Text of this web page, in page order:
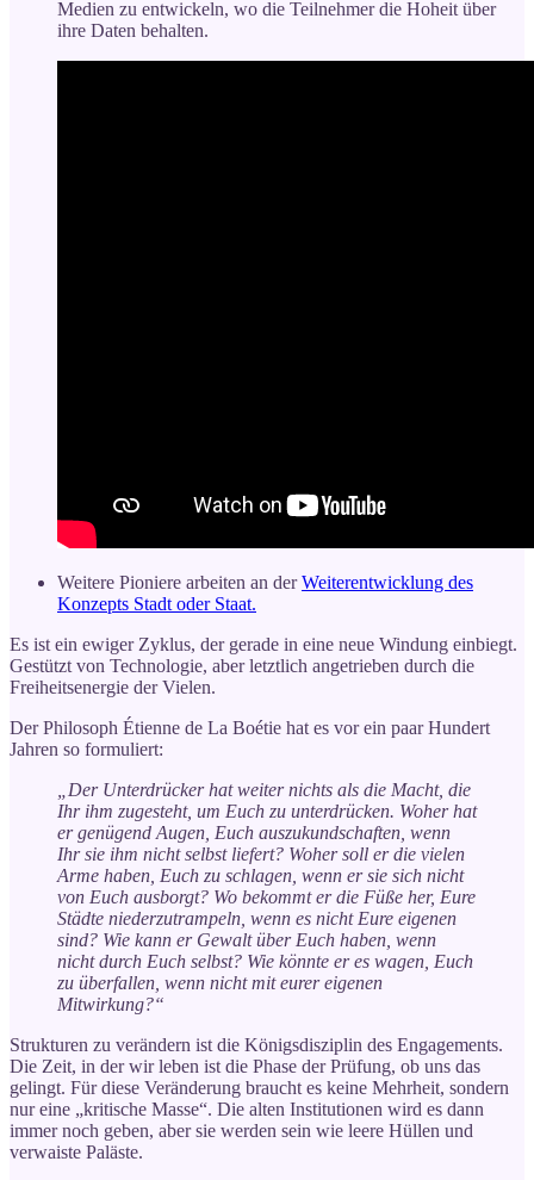
Medien zu entwickeln, wo die Teilnehmer die Hoheit über
ihre Daten behalten.
Weitere Pioniere arbeiten an derWeiterentwicklung des
Konzepts Stadt oder Staat.
Es ist ein ewiger Zyklus, der gerade in eine neue Windung einbiegt.
Gestützt von Technologie, aber letztlich angetrieben durch die
Freiheitsenergie der Vielen.
Der Philosoph Étienne de La Boétie hat es vor ein paar Hundert
Jahren so formuliert:
„Der Unterdrücker hat weiter nichts als die Macht, die
Ihr ihm zugesteht, um Euch zu unterdrücken. Woher hat
er genügend Augen, Euch auszukundschaften, wenn
Ihr sie ihm nicht selbst liefert? Woher soll er die vielen
Arme haben, Euch zu schlagen, wenn er sie sich nicht
von Euch ausborgt? Wo bekommt er die Füße her, Eure
Städte niederzutrampeln, wenn es nicht Eure eigenen
sind? Wie kann er Gewalt über Euch haben, wenn
nicht durch Euch selbst? Wie könnte er es wagen, Euch
zu überfallen, wenn nicht mit eurer eigenen
Mitwirkung?“
Strukturen zu verändern ist die Königsdisziplin des Engagements.
Die Zeit, in der wir leben ist die Phase der Prüfung, ob uns das
gelingt. Für diese Veränderung braucht es keine Mehrheit, sondern
nur eine „kritische Masse“. Die alten Institutionen wird es dann
immer noch geben, aber sie werden sein wie leere Hüllen und
verwaiste Paläste.